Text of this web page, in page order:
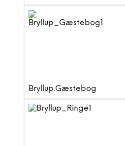
Bryllup.Gæstebog